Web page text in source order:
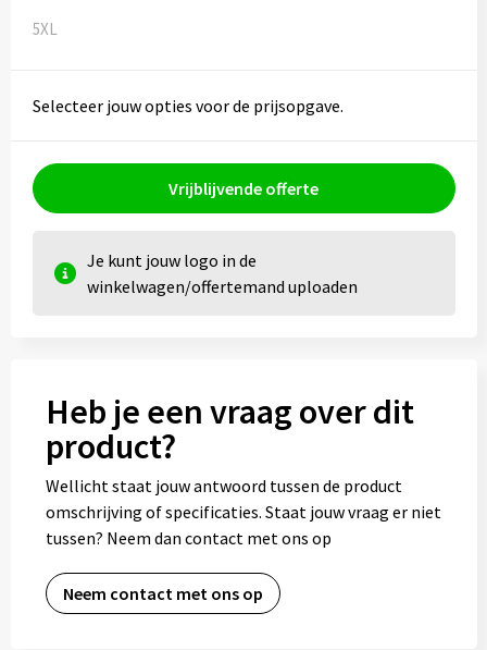
5XL
Selecteer jouw opties voor de prijsopgave.
Vrijblijvende offerte
Je kunt jouw logo in de
winkelwagen/offertemand uploaden
Heb je een vraag over dit
product?
Wellicht staat jouw antwoord tussen de product
omschrijving of specificaties. Staat jouw vraag er niet
tussen? Neem dan contact met ons op
Neem contact met ons op